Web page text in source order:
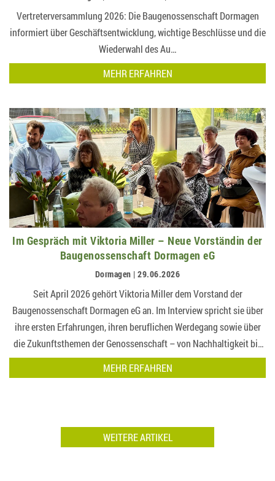
Vertreterversammlung 2026: Die Baugenossenschaft Dormagen
informiert über Geschäftsentwicklung, wichtige Beschlüsse und die
Wiederwahl des Au…
MEHR ERFAHREN
Im Gespräch mit Viktoria Miller – Neue Vorständin der
Baugenossenschaft Dormagen eG
Dormagen | 29.06.2026
Seit April 2026 gehört Viktoria Miller dem Vorstand der
Baugenossenschaft Dormagen eG an. Im Interview spricht sie über
ihre ersten Erfahrungen, ihren beruflichen Werdegang sowie über
die Zukunftsthemen der Genossenschaft – von Nachhaltigkeit bis
bezahlbarem Wohn…
MEHR ERFAHREN
WEITERE ARTIKEL